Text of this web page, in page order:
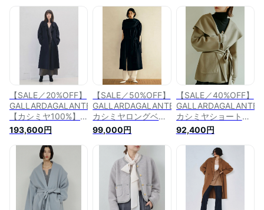
【SALE／20%OFF】
GALLARDAGALANTE
【カシミヤ100%】
カシミヤロングコー
ト ガリャルダガラン
テ ジャケット・アウ
ター その他のジャケ
ット・アウター ネイ
ビー グレー【送料無
193,600円
【SALE／50%OFF】
GALLARDAGALANTE
カシミヤロングベス
ト ガリャルダガラン
テ ジャケット・アウ
ター その他のジャケ
ット・アウター ネイ
ビー グレー【送料無
99,000円
【SALE／40%OFF】
GALLARDAGALANTE
カシミヤショートコ
ート ガリャルダガラ
ンテ ジャケット・ア
ウター その他のジャ
ケット・アウター ブ
ラウン ベージュ【送
料無料】
92,400円